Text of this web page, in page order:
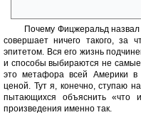
Почему Фицжеральд
совершает ничего такого, за
эпитетом. Вся его жизнь
и способы выбираются не
это метафора всей Америки
ценой. Тут я, конечно, ступаю
пытающихся объяснить «что
произведения именно так.